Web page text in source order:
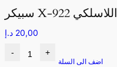
سبيكر X-922 اللاسلكي
20,00 د.إ
- +
اضف الى السلة